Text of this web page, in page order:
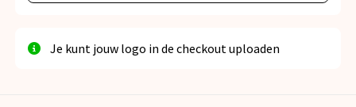
Je kunt jouw logo in de checkout uploaden